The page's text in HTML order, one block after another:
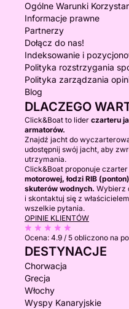
Ogólne Warunki
Informacje prawne
Partnerzy
Dołącz do nas!
Indeksowanie i
Polityka rozstrzygania
Polityka zarządzania
Blog
DLACZEGO
Click&Boat to lider czarteru
armatorów.
Znajdź jacht do
udostępnij swój jacht, aby
utrzymania.
Click&Boat proponuje czarter
motorowej, łodzi RIB
skuterów wodnych. Wybierz
i skontaktuj się z
wszelkie pytania.
OPINIE KLIENTÓW
Ocena: 4.9 / 5 obliczono na
DESTYNACJE
Chorwacja
Grecja
Włochy
Wyspy Kanaryjskie